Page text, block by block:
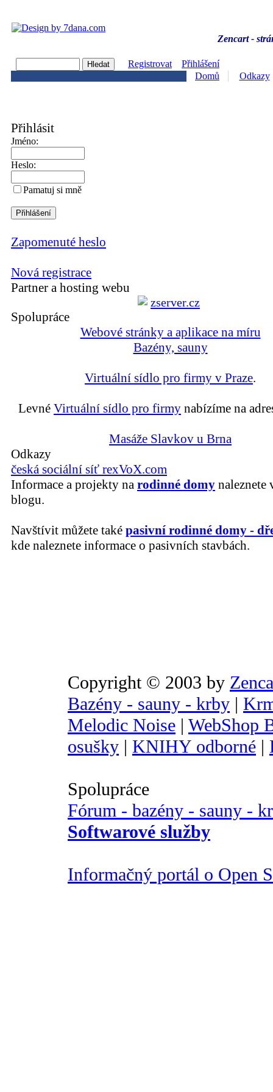
Zencart -
Registrovat
Přihlášení
Domů
Odkazy
Přihlásit
Jméno:
Heslo:
Pamatuj si mně
Zapomenuté heslo
Nová registrace
Partner a hosting webu
Spolupráce
Webové stránky a aplikace na míru
Bazény, sauny
Virtuální sídlo pro firmy v Praze.
Levné Virtuální sídlo pro firmy nabízíme na
Masáže Slavkov u Brna
Odkazy
česká sociální síť rexVoX.com
Informace a projekty na rodinné domy naleznete
blogu.
Navštívit můžete také pasivní rodinné domy -
kde naleznete informace o pasivních stavbách.
Copyright © 2003 by
Bazény - sauny - krby |
Melodic Noise | WebShop
osušky | KNIHY odborné |
Spolupráce
Fórum - bazény - sauny -
Softwarové služby
Informačný portál o Open